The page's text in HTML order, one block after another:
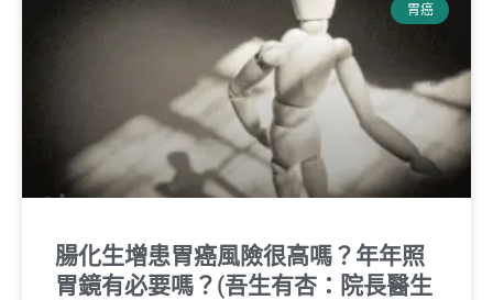
胃癌
腸化生增患胃癌風險很高嗎？年年照
胃鏡有必要嗎？(吾生有杏：院長醫生